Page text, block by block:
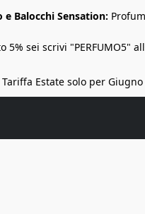
e Balocchi Sensation:
5% sei scrivi "PERFUMO5"
Estate solo per